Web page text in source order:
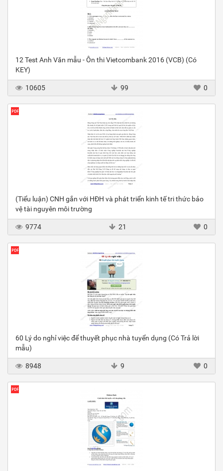
12 Test Anh Văn mẫu - Ôn thi Vietcombank 2016 (VCB) (Có
KEY)
10605 99 0
(Tiểu luận) CNH gắn với HĐH và phát triển kinh tế tri thức bảo
vệ tài nguyên môi trường
9774 21 0
60 Lý do nghỉ việc để thuyết phục nhà tuyển dụng (Có Trả lời
mẫu)
8948 9 0